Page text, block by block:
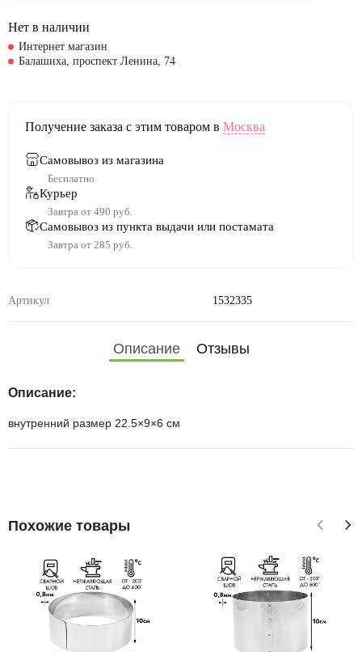
Артикул 1532335
Нет в наличии
Интернет магазин
Балашиха, проспект Ленина, 74
Получение заказа с этим товаром в Москва
Самовывоз из магазина
Бесплатно
Курьер
Завтра от 490 руб.
Самовывоз из пункта выдачи или постамата
Завтра от 285 руб.
Описание Отзывы
Описание:
внутренний размер 22.5×9×6 см
Похожие товары